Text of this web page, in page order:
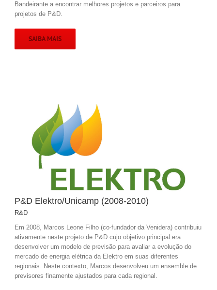
Bandeirante a encontrar melhores projetos e parceiros para
projetos de P&D.
SAIBA MAIS
P&D Elektro/Unicamp (2008-2010)
R&D
Em 2008, Marcos Leone Filho (co-fundador da Venidera) contribuiu
ativamente neste projeto de P&D cujo objetivo principal era
desenvolver um modelo de previsão para avaliar a evolução do
mercado de energia elétrica da Elektro em suas diferentes
regionais. Neste contexto, Marcos desenvolveu um ensemble de
previsores finamente ajustados para cada regional.